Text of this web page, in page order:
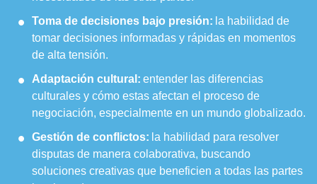
Toma de decisiones bajo presión: la habilidad de
tomar decisiones informadas y rápidas en momentos
de alta tensión.
Adaptación cultural: entender las diferencias
culturales y cómo estas afectan el proceso de
negociación, especialmente en un mundo globalizado.
Gestión de conflictos: la habilidad para resolver
disputas de manera colaborativa, buscando
soluciones creativas que beneficien a todas las partes